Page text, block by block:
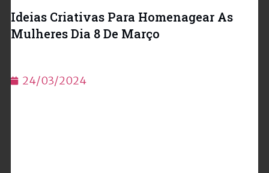
Ideias Criativas Para Homenagear As
Mulheres Dia 8 De Março
24/03/2024